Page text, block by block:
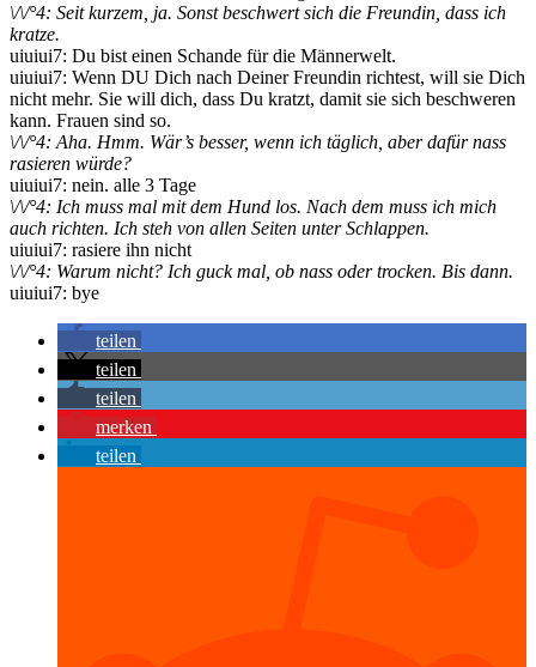
\/\/°4: Seit kurzem, ja. Sonst beschwert sich die Freundin, dass ich
kratze.
uiuiui7: Du bist einen Schande für die Männerwelt.
uiuiui7: Wenn DU Dich nach Deiner Freundin richtest, will sie Dich
nicht mehr. Sie will dich, dass Du kratzt, damit sie sich beschweren
kann. Frauen sind so.
\/\/°4: Aha. Hmm. Wär’s besser, wenn ich täglich, aber dafür nass
rasieren würde?
uiuiui7: nein. alle 3 Tage
\/\/°4: Ich muss mal mit dem Hund los. Nach dem muss ich mich
auch richten. Ich steh von allen Seiten unter Schlappen.
uiuiui7: rasiere ihn nicht
\/\/°4: Warum nicht? Ich guck mal, ob nass oder trocken. Bis dann.
uiuiui7: bye
teilen
teilen
teilen
merken
teilen